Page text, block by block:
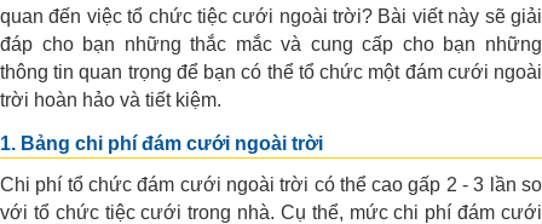
quan đến việc tổ chức tiệc cưới ngoài trời? Bài viết này sẽ giải
đáp cho bạn những thắc mắc và cung cấp cho bạn những
thông tin quan trọng để bạn có thể tổ chức một đám cưới ngoài
trời hoàn hảo và tiết kiệm.
1. Bảng chi phí đám cưới ngoài trời
Chi phí tổ chức đám cưới ngoài trời có thể cao gấp 2 - 3 lần so
với tổ chức tiệc cưới trong nhà. Cụ thể, mức chi phí đám cưới